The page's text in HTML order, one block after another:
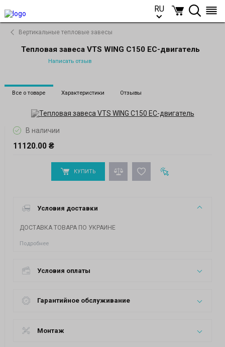
RU
Вертикальные тепловые завесы
Тепловая завеса VTS WING C150 EC-двигатель
Написать отзыв
Все о товаре Характеристики Отзывы
В наличии
11120.00 ₴
КУПИТЬ
Условия доставки
ДОСТАВКА ТОВАРА ПО УКРАИНЕ
Подробнее
Условия оплаты
Гарантийное обслуживание
Монтаж